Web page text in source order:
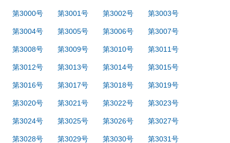
第3000号 第3001号 第3002号 第3003号
第3004号 第3005号 第3006号 第3007号
第3008号 第3009号 第3010号 第3011号
第3012号 第3013号 第3014号 第3015号
第3016号 第3017号 第3018号 第3019号
第3020号 第3021号 第3022号 第3023号
第3024号 第3025号 第3026号 第3027号
第3028号 第3029号 第3030号 第3031号